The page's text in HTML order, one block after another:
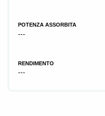
POTENZA ASSORBITA
---
RENDIMENTO
---